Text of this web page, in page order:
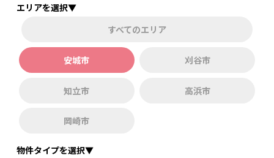
エリアを選択▼
すべてのエリア
安城市 刈谷市
知立市 高浜市
岡崎市
物件タイプを選択▼